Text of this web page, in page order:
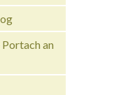
Portach an